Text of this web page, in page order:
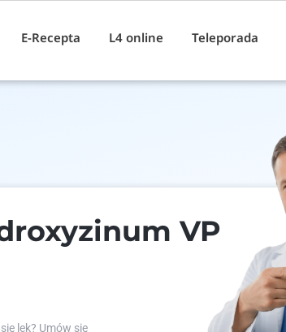
E-Recepta L4 online Teleporada
VP
lek? Umów się